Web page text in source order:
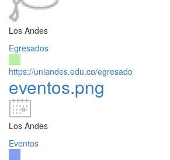
Los Andes
Egresados
https://uniandes.edu.co/egresado
eventos.png
Los Andes
Eventos